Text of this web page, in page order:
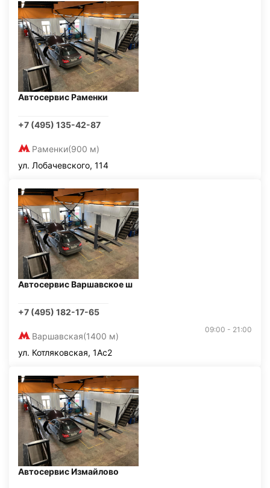
Автосервис Раменки
+7 (495) 135-42-87
Раменки(900 м)
ул. Лобачевского, 114
Автосервис Варшавское ш
+7 (495) 182-17-65
Варшавская(1400 м)
09:00 - 21:00
ул. Котляковская, 1Ас2
Автосервис Измайлово